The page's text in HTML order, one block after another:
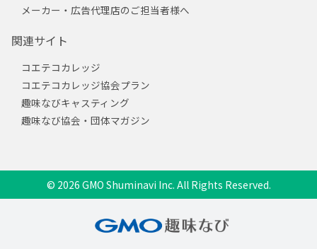
メーカー・広告代理店のご担当者様へ
関連サイト
コエテコカレッジ
コエテコカレッジ協会プラン
趣味なびキャスティング
趣味なび協会・団体マガジン
© 2026 GMO Shuminavi Inc. All Rights Reserved.